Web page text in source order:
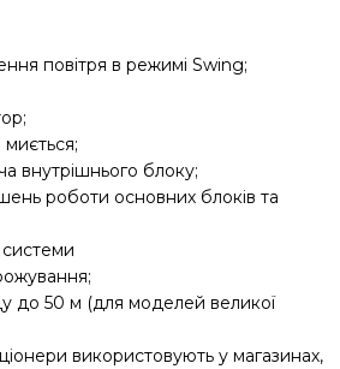
повітря в режимі Swing;
внутрішнього блоку;
роботи основних блоків та
системи
до 50 м (для моделей великої
використовують у магазинах,